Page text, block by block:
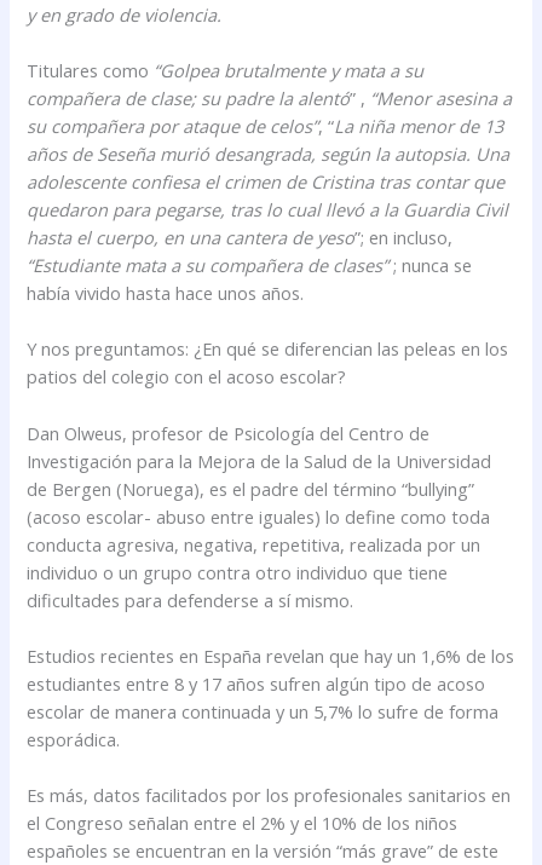
y en grado de violencia.
Titulares como “Golpea brutalmente y mata a su
compañera de clase; su padre la alentó” , “Menor asesina a
su compañera por ataque de celos”, “La niña menor de 13
años de Seseña murió desangrada, según la autopsia. Una
adolescente confiesa el crimen de Cristina tras contar que
quedaron para pegarse, tras lo cual llevó a la Guardia Civil
hasta el cuerpo, en una cantera de yeso”; en incluso,
“Estudiante mata a su compañera de clases”; nunca se
había vivido hasta hace unos años.
Y nos preguntamos: ¿En qué se diferencian las peleas en los
patios del colegio con el acoso escolar?
Dan Olweus, profesor de Psicología del Centro de
Investigación para la Mejora de la Salud de la Universidad
de Bergen (Noruega), es el padre del término “bullying”
(acoso escolar- abuso entre iguales) lo define como toda
conducta agresiva, negativa, repetitiva, realizada por un
individuo o un grupo contra otro individuo que tiene
dificultades para defenderse a sí mismo.
Estudios recientes en España revelan que hay un 1,6% de los
estudiantes entre 8 y 17 años sufren algún tipo de acoso
escolar de manera continuada y un 5,7% lo sufre de forma
esporádica.
Es más, datos facilitados por los profesionales sanitarios en
el Congreso señalan entre el 2% y el 10% de los niños
españoles se encuentran en la versión “más grave” de este